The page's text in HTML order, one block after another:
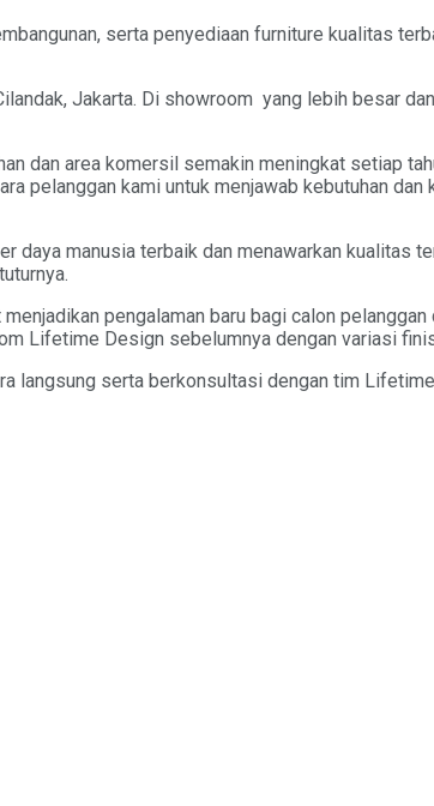
serta penyediaan furniture kualitas
Jakarta. Di showroom yang lebih besar
dan area komersil semakin meningkat setiap
pelanggan kami untuk menjawab kebutuhan dan
daya manusia terbaik dan menawarkan kualitas
pengalaman baru bagi calon pelanggan
Lifetime Design sebelumnya dengan variasi
langsung serta berkonsultasi dengan tim